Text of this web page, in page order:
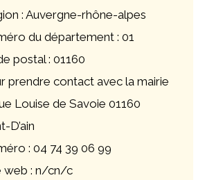
: Auvergne-rhône-alpes
du département : 01
postal : 01160
prendre contact avec la mairie
Louise de Savoie 01160
D’ain
: 04 74 39 06 99
web : n/cn/c